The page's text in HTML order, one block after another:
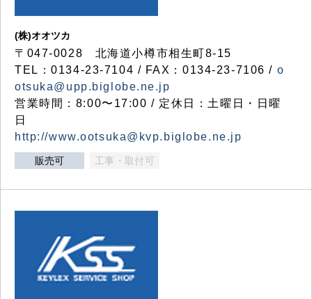
(株)オオツカ
〒047-0028 北海道小樽市相生町8-15
TEL：0134-23-7104 / FAX：0134-23-7106 / o
otsuka@upp.biglobe.ne.jp
営業時間：8:00〜17:00 / 定休日：土曜日・日曜
日
http://www.ootsuka@kvp.biglobe.ne.jp
販売可 工事・取付可